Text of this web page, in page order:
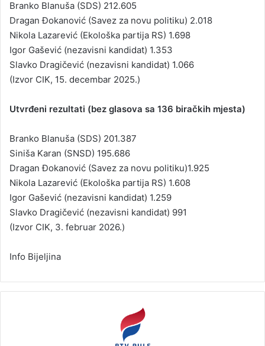
Branko Blanuša (SDS) 212.605
Dragan Đokanović (Savez za novu politiku) 2.018
Nikola Lazarević (Ekološka partija RS) 1.698
Igor Gašević (nezavisni kandidat) 1.353
Slavko Dragičević (nezavisni kandidat) 1.066
(Izvor CIK, 15. decembar 2025.)
Utvrđeni rezultati (bez glasova sa 136 biračkih mjesta)
Branko Blanuša (SDS) 201.387
Siniša Karan (SNSD) 195.686
Dragan Đokanović (Savez za novu politiku)1.925
Nikola Lazarević (Ekološka partija RS) 1.608
Igor Gašević (nezavisni kandidat) 1.259
Slavko Dragičević (nezavisni kandidat) 991
(Izvor CIK, 3. februar 2026.)
Info Bijeljina